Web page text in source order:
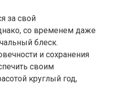
за свой
со временем даже
блеск.
и сохранения
своим
круглый год,